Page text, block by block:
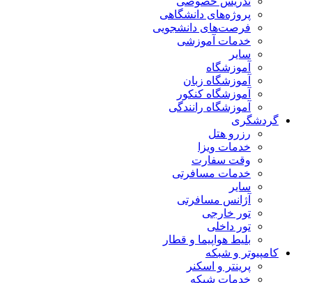
پروژه‌های دانشگاهی
فرصت‌های دانشجویی
خدمات آموزشی
سایر
آموزشگاه
آموزشگاه زبان
آموزشگاه کنکور
آموزشگاه رانندگی
گردشگری
رزرو هتل
خدمات ویزا
وقت سفارت
خدمات مسافرتی
سایر
آژانس مسافرتی
تور خارجی
تور داخلی
بلیط هواپیما و قطار
کامپیوتر و شبکه
پرینتر و اسکنر
خدمات شبکه